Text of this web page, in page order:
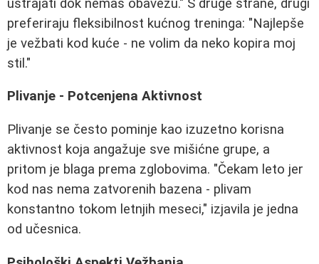
ustrajati dok nemaš obavezu." S druge strane, drugi
preferiraju fleksibilnost kućnog treninga: "Najlepše
je vežbati kod kuće - ne volim da neko kopira moj
stil."
Plivanje - Potcenjena Aktivnost
Plivanje se često pominje kao izuzetno korisna
aktivnost koja angažuje sve mišićne grupe, a
pritom je blaga prema zglobovima. "Čekam leto jer
kod nas nema zatvorenih bazena - plivam
konstantno tokom letnjih meseci," izjavila je jedna
od učesnica.